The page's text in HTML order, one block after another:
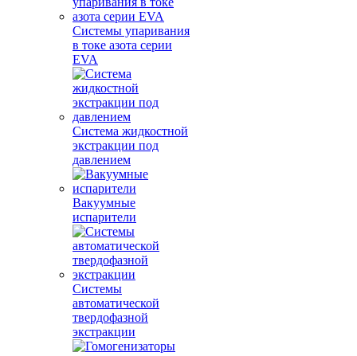
Системы упаривания
в токе азота серии
EVA
Система жидкостной
экстракции под
давлением
Вакуумные
испарители
Системы
автоматической
твердофазной
экстракции